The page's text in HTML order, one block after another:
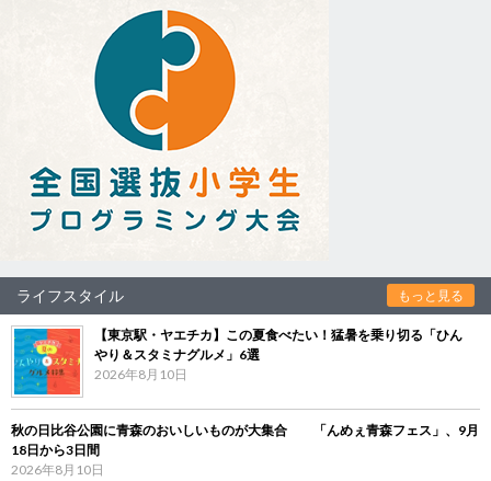
ライフスタイル もっと見る
【東京駅・ヤエチカ】この夏食べたい！猛暑を乗り切る「ひん
やり＆スタミナグルメ」6選
2026年8月10日
秋の日比谷公園に青森のおいしいものが大集合 「んめぇ青森フェス」、9月
18日から3日間
2026年8月10日